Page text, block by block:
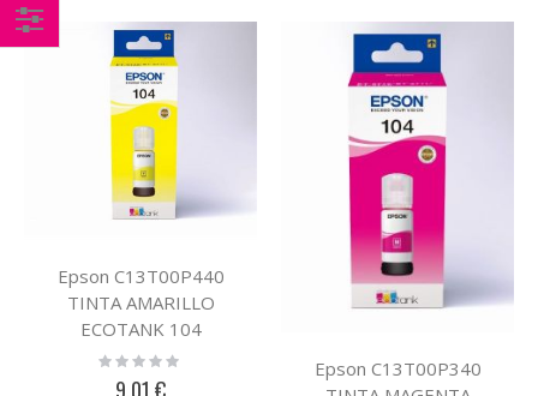
Epson C13T00P440
TINTA AMARILLO
ECOTANK 104
Rating:
Epson C13T00P340
Comprar